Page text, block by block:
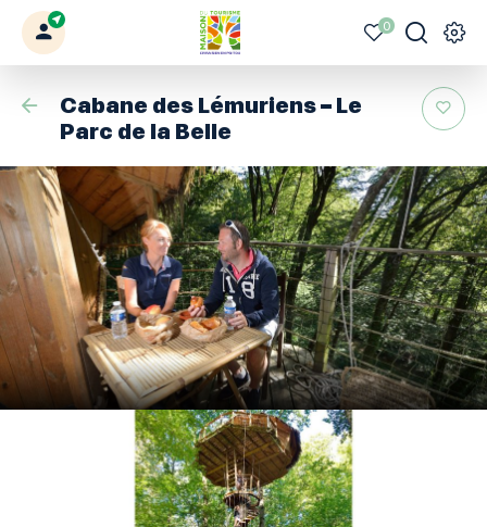
Mon
profil
Votre
Civraisien
en
Mes
favoris
0
Je
recherche
Retour
Cabane des Lémuriens – Le
Parc de la Belle